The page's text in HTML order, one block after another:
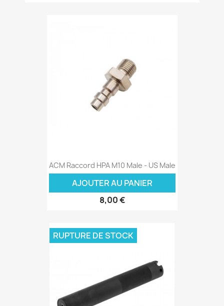
ACM Raccord HPA M10 Male - US Male
AJOUTER AU PANIER
8,00 €
RUPTURE DE STOCK